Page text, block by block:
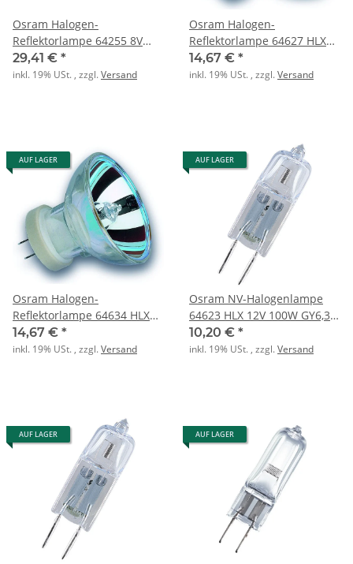
Osram Halogen-
Reflektorlampe 64255 8V
20W MR11 GZX4 FS1
29,41 € *
inkl. 19% USt. , zzgl.Versand
Osram Halogen-
Reflektorlampe 64627 HLX
12V 100W GZ6,35 mit
Reflektor
14,67 € *
inkl. 19% USt. , zzgl.Versand
AUF LAGER
Osram Halogen-
Reflektorlampe 64634 HLX
15V 150W GZ6,35 mit
Reflektor
14,67 € *
inkl. 19% USt. , zzgl.Versand
AUF LAGER
Osram NV-Halogenlampe
64623 HLX 12V 100W GY6,35
ohne Reflektor
10,20 € *
inkl. 19% USt. , zzgl.Versand
AUF LAGER AUF LAGER